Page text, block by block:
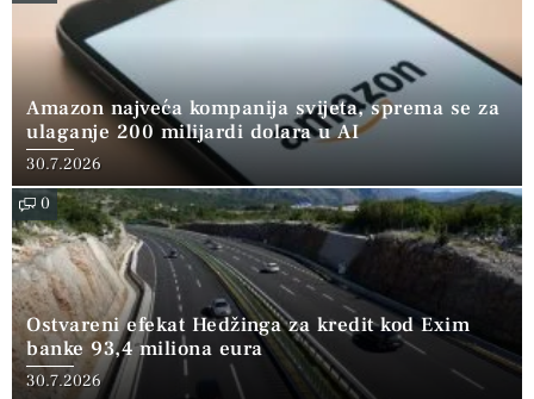
Amazon najveća kompanija svijeta, sprema se za
ulaganje 200 milijardi dolara u AI
30.7.2026
0
Ostvareni efekat Hedžinga za kredit kod Exim
banke 93,4 miliona eura
30.7.2026